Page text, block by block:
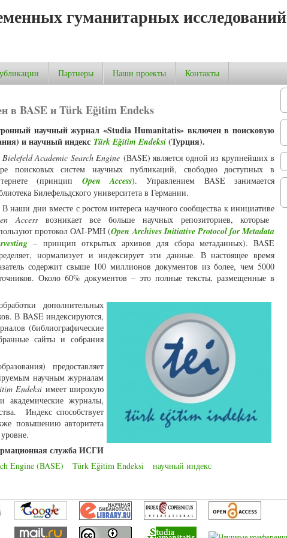
гуманитарных исследований
Партнеры Наши проекты Контакты
в BASE и Türk Eğitim Endeks
научный журнал «Studia Humanitatis» включен в поисковую
и научный индекс Türk Eğitim Endeksi (Турция).
Bielefeld Academic Search Engine (BASE) является одной из крупнейших в
поисковых систем научных публикаций, свободно доступных в
(принцип Open Access). Управлением BASE занимается
Билефельдского университета в Германии.
В наши дни вместе с ростом интереса научного сообщества к инициативе
Accessвозникает все больше научных репозиториев, которые
протокол OAI-PMH (Open Archives Initiative Protocol for Metadata
– принцип открытых архивов для сбора метаданных). BASE
нормализует и индексирует эти данные. В настоящее время
содержит свыше 100 миллионов документов из более, чем 5000
Около 60% документов – это полные тексты, размещенные в
дополнительных
В BASE индексируются,
(библиографические
сайты и собрания
предоставляет
научным журналам
Endeksi имеет широкую
академические журналы,
Индекс способствует
повышению авторитета
служба ИСГИ
Engine (BASE) Türk Eğitim Endeksi научный индекс